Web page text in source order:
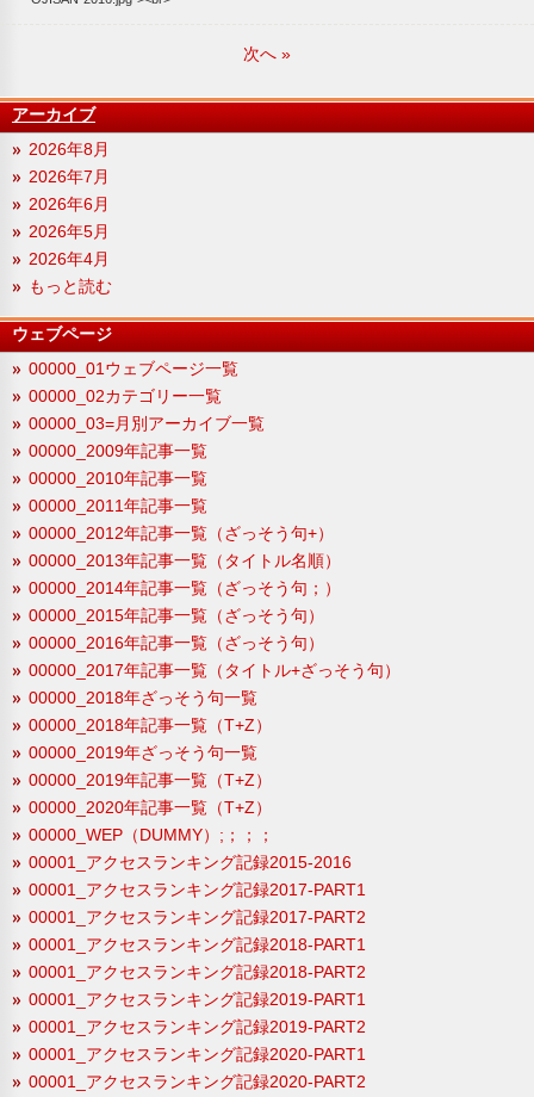
次へ »
アーカイブ
2026年8月
2026年7月
2026年6月
2026年5月
2026年4月
もっと読む
ウェブページ
00000_01ウェブページ一覧
00000_02カテゴリー一覧
00000_03=月別アーカイブ一覧
00000_2009年記事一覧
00000_2010年記事一覧
00000_2011年記事一覧
00000_2012年記事一覧（ざっそう句+）
00000_2013年記事一覧（タイトル名順）
00000_2014年記事一覧（ざっそう句；）
00000_2015年記事一覧（ざっそう句）
00000_2016年記事一覧（ざっそう句）
00000_2017年記事一覧（タイトル+ざっそう句）
00000_2018年ざっそう句一覧
00000_2018年記事一覧（T+Z）
00000_2019年ざっそう句一覧
00000_2019年記事一覧（T+Z）
00000_2020年記事一覧（T+Z）
00000_WEP（DUMMY）;；；；
00001_アクセスランキング記録2015-2016
00001_アクセスランキング記録2017-PART1
00001_アクセスランキング記録2017-PART2
00001_アクセスランキング記録2018-PART1
00001_アクセスランキング記録2018-PART2
00001_アクセスランキング記録2019-PART1
00001_アクセスランキング記録2019-PART2
00001_アクセスランキング記録2020-PART1
00001_アクセスランキング記録2020-PART2